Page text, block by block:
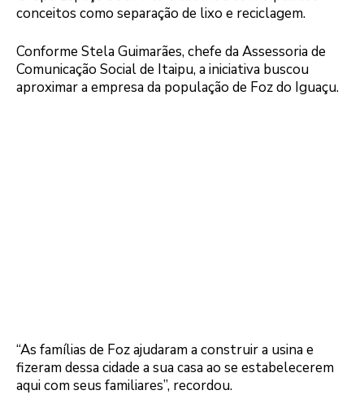
conceitos como separação de lixo e reciclagem.
Conforme Stela Guimarães, chefe da Assessoria de
Comunicação Social de Itaipu, a iniciativa buscou
aproximar a empresa da população de Foz do Iguaçu.
“As famílias de Foz ajudaram a construir a usina e
fizeram dessa cidade a sua casa ao se estabelecerem
aqui com seus familiares”, recordou.